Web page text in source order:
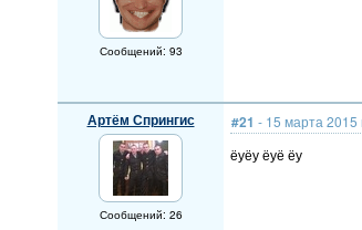
Сообщений: 93
Артём Спрингис
Сообщений: 26
#21 - 15 марта 2015
ёуёу ёуё ёу